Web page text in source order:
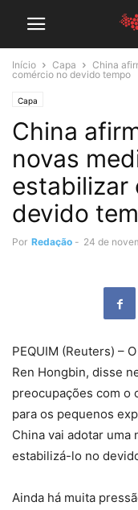
Início Capa
China
comércio no devido tempo
Capa
China
novas
estabilizar
devido
Por Redação - 24 de
PEQUIM (Reuters) –
Ren Hongbin, disse
preocupações com o
para os pequenos
China vai adotar uma
estabilizá-lo no
Ainda há muita